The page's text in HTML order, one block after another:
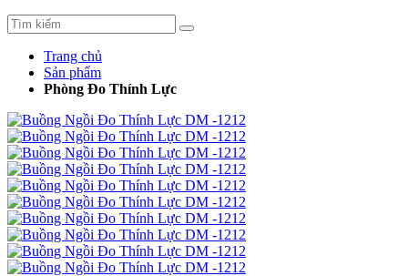
Trang chủ
Sản phẩm
Phòng Đo Thính Lực